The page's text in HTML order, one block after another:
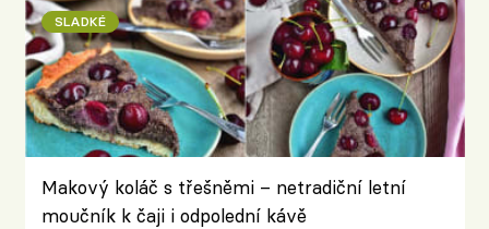
SLADKÉ
Makový koláč s třešněmi – netradiční letní
moučník k čaji i odpolední kávě